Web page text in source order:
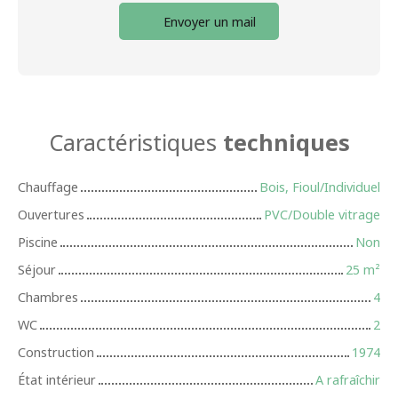
Envoyer un mail
Caractéristiques techniques
Chauffage
Bois, Fioul/Individuel
Ouvertures
PVC/Double vitrage
Piscine
Non
Séjour
25 m²
Chambres
4
WC
2
Construction
1974
État intérieur
A rafraîchir